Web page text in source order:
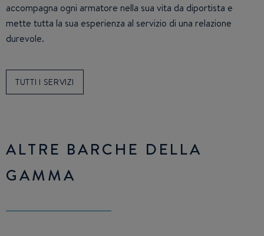
accompagna ogni armatore nella sua vita da diportista e
mette tutta la sua esperienza al servizio di una relazione
durevole.
TUTTI I SERVIZI
ALTRE BARCHE DELLA
GAMMA